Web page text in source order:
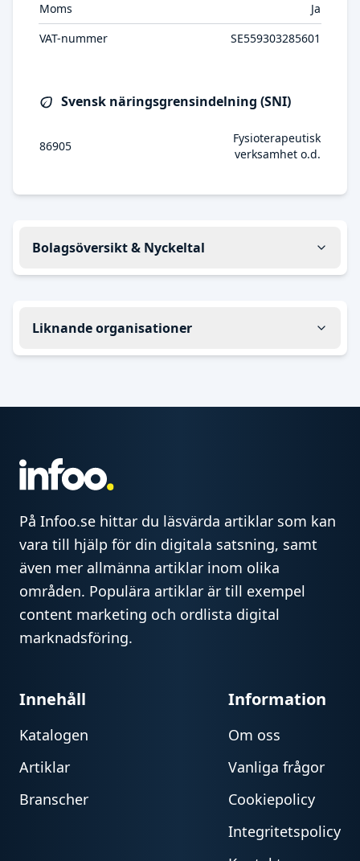
Moms
Ja
VAT-nummer
SE559303285601
Svensk näringsgrensindelning (SNI)
86905
Fysioterapeutisk
verksamhet o.d.
Bolagsöversikt & Nyckeltal
Liknande organisationer
På Infoo.se hittar du läsvärda artiklar som kan
vara till hjälp för din digitala satsning, samt
även mer allmänna artiklar inom olika
områden. Populära artiklar är till exempel
content marketing och ordlista digital
marknadsföring.
Innehåll
Katalogen
Artiklar
Branscher
Information
Om oss
Vanliga frågor
Cookiepolicy
Integritetspolicy